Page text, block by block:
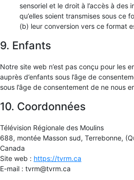
sensoriel et le droit à l’accès à des
qu’elles soient transmises sous ce
(b) leur conversion vers ce format
9. Enfants
Notre site web n’est pas conçu pour les
auprès d’enfants sous l’âge de
sous l’âge de consentement de ne nous
10. Coordonnées
Télévision Régionale des Moulins
688, montée Masson sud, Terrebonne,
Canada
Site web : https://tvrm.ca
E-mail : tvrm@tvrm.ca